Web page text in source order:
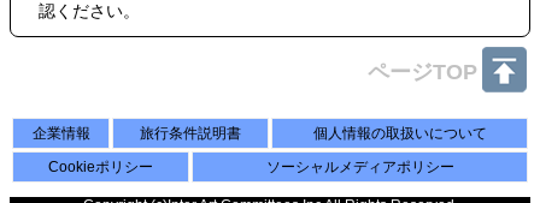
認ください。
ページTOP
企業情報 旅行条件説明書
個人情報の取扱いについて
Cookieポリシー
ソーシャルメディアポリシー